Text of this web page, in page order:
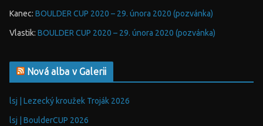
Kanec: BOULDER CUP 2020 – 29. února 2020 (pozvánka)
Vlastik: BOULDER CUP 2020 – 29. února 2020 (pozvánka)
Nová alba v Galerii
lsj | Lezecký kroužek Troják 2026
lsj | BoulderCUP 2026